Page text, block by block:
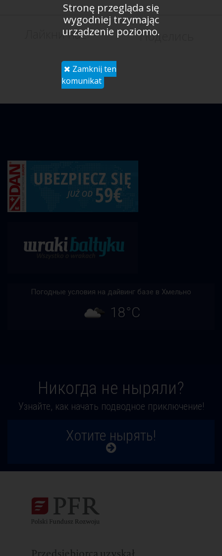
Лайкни нас Поделись
Погодные условия на дайвинг базе в Хмельно
18°C
Никогда не ныряли?
Узнайте, как начать подводное приключение!
Хотите нырять!
Stronę przegląda się
wygodniej trzymając
urządzenie poziomo.
Zamknij ten
komunikat